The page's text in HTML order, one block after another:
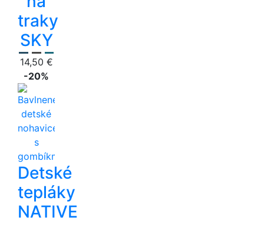
traky
SKY
14,50 €
-20%
Detské
tepláky
NATIVE